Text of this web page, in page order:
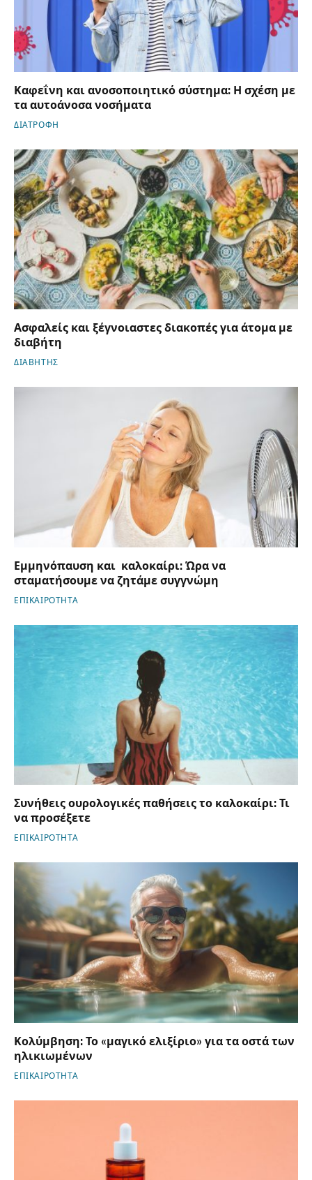
Καφεΐνη και ανοσοποιητικό σύστημα: Η σχέση με
τα αυτοάνοσα νοσήματα
ΔΙΑΤΡΟΦΗ
Ασφαλείς και ξέγνοιαστες διακοπές για άτομα με
διαβήτη
ΔΙΑΒΗΤΗΣ
Εμμηνόπαυση και καλοκαίρι: Ώρα να
σταματήσουμε να ζητάμε συγγνώμη
ΕΠΙΚΑΙΡΟΤΗΤΑ
Συνήθεις ουρολογικές παθήσεις το καλοκαίρι: Τι
να προσέξετε
ΕΠΙΚΑΙΡΟΤΗΤΑ
Κολύμβηση: Το «μαγικό ελιξίριο» για τα οστά των
ηλικιωμένων
ΕΠΙΚΑΙΡΟΤΗΤΑ